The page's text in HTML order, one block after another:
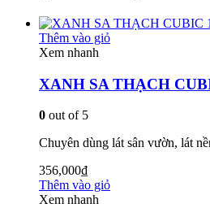
Thêm vào giỏ
Xem nhanh
XANH SA THẠCH
0 out of 5
Chuyên dùng lát sân vườn, lát
356,000₫
Thêm vào giỏ
Xem nhanh